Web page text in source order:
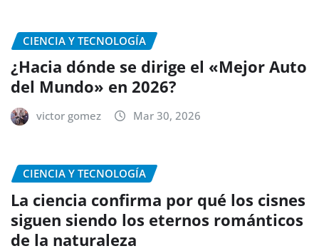
CIENCIA Y TECNOLOGÍA
¿Hacia dónde se dirige el «Mejor Auto
del Mundo» en 2026?
victor gomez Mar 30, 2026
CIENCIA Y TECNOLOGÍA
La ciencia confirma por qué los cisnes
siguen siendo los eternos románticos
de la naturaleza